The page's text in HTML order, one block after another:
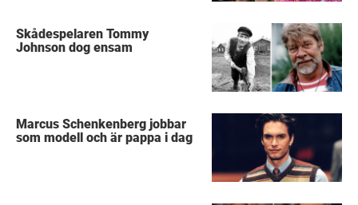
Skådespelaren Tommy
Johnson dog ensam
Marcus Schenkenberg jobbar
som modell och är pappa i dag